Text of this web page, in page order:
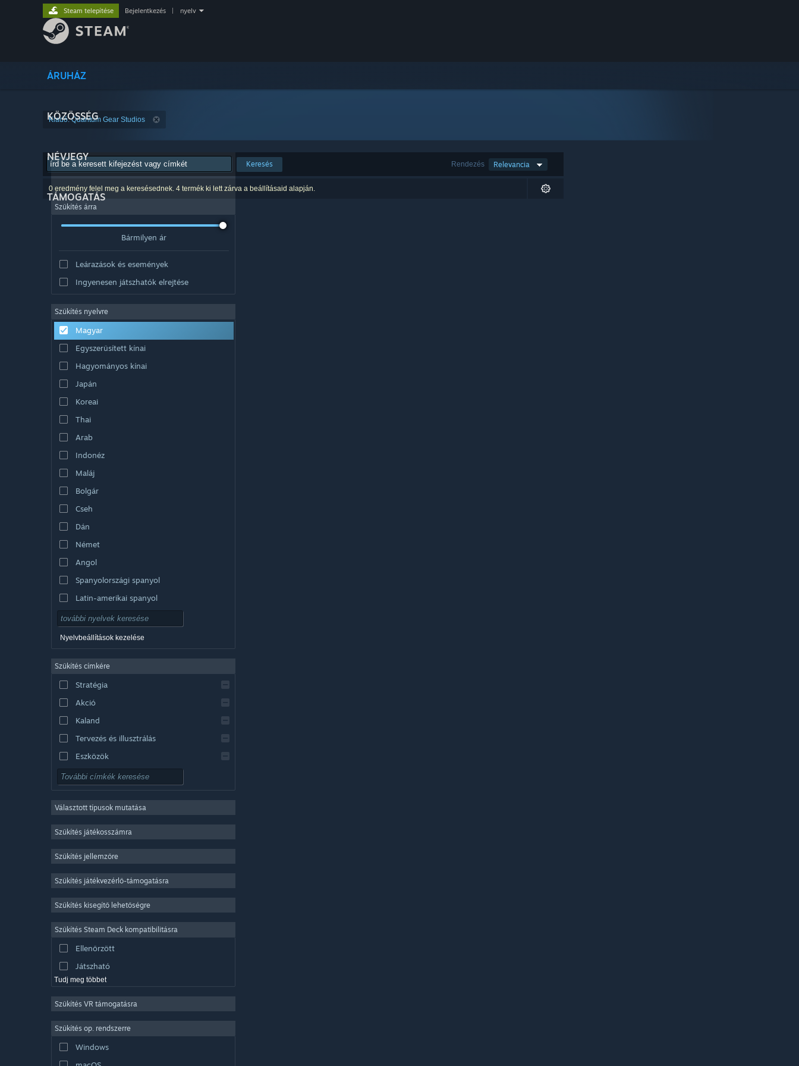
ÁRUHÁZ
KÖZÖSSÉG
NÉVJEGY
TÁMOGATÁS
Steam telepítése Bejelentkezés nyelv
Kiadó: Quantum Gear Studios
Rendezés Relevancia
Keresés
0 eredmény felel meg a keresésednek. 4 termék ki lett zárva a beállításaid alapján.
Szűkítés árra
Bármilyen ár
Leárazások és események
Ingyenesen játszhatók elrejtése
Szűkítés nyelvre
Magyar
Egyszerűsített kínai
Hagyományos kínai
Japán
Koreai
Thai
Arab
Indonéz
Maláj
Bolgár
Cseh
Dán
Német
Angol
Spanyolországi spanyol
Latin-amerikai spanyol
Nyelvbeállítások kezelése
Szűkítés címkére
Stratégia
Akció
Kaland
Tervezés és illusztrálás
Eszközök
Ingyenesen játszható
Sokszereplős többjátékos
Indie
Könnyed
Szimuláció
Videószerkesztés
Fényképszerkesztés
Választott típusok mutatása
Szűkítés játékosszámra
Szűkítés jellemzőre
Szűkítés játékvezérlő-támogatásra
Szűkítés kisegítő lehetőségre
Szűkítés Steam Deck kompatibilitásra
Ellenőrzött
Játszható
Tudj meg többet
Szűkítés VR támogatásra
Szűkítés op. rendszerre
Windows